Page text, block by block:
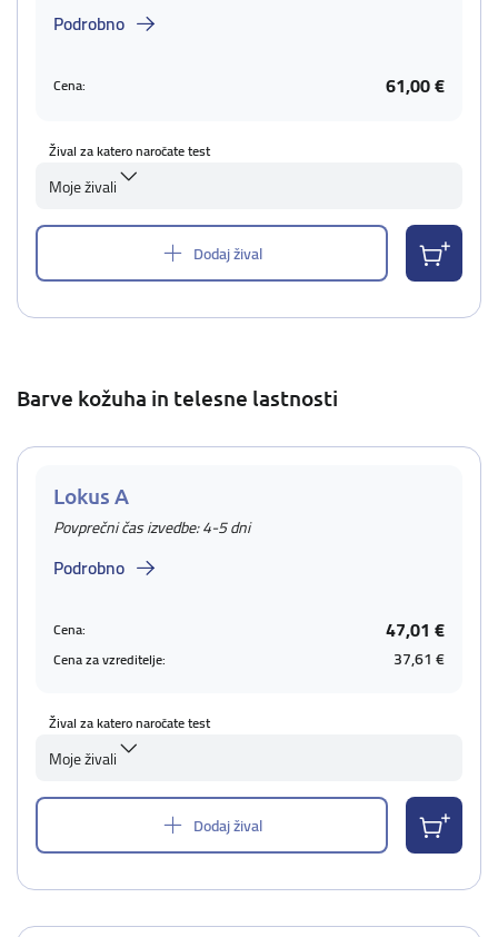
Podrobno
Cena: 61,00 €
Žival za katero naročate test
Moje živali
Dodaj žival
Barve kožuha in telesne lastnosti
Lokus A
Povprečni čas izvedbe: 4-5 dni
Podrobno
Cena: 47,01 €
Cena za vzreditelje: 37,61 €
Žival za katero naročate test
Moje živali
Dodaj žival